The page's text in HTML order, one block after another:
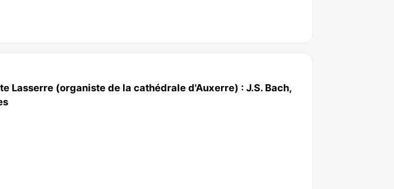
Lasserre (organiste de la cathédrale d'Auxerre) : J.S. Bach,